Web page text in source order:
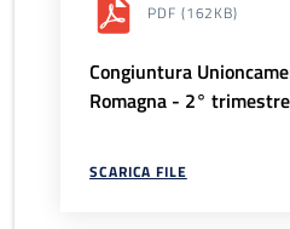
PDF (162KB)
Congiuntura
Romagna - 2°
SCARICA FILE